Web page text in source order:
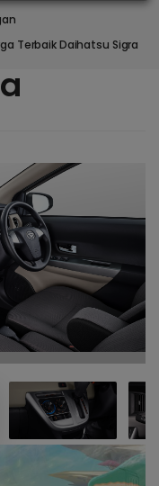
Terbaik Daihatsu Sigra